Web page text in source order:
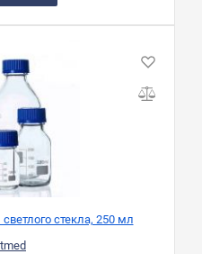
стекла, 250 мл